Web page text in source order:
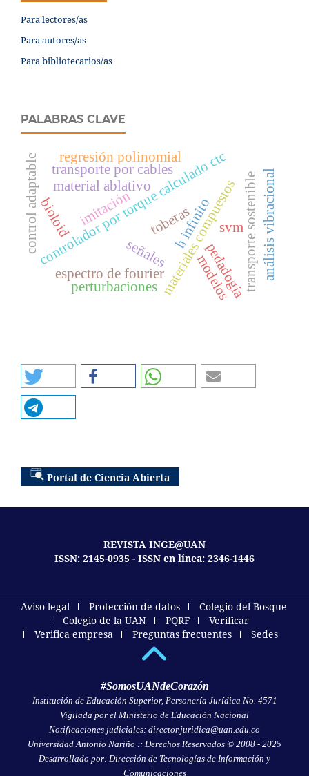
Para lectores/as
Para autores/as
Para bibliotecarios/as
PALABRAS CLAVE
controlador por torque calculado ctc
materiales compuestos
toberas transporte sostenible
transporte por cables
espectro de fourier análisis vibracional
material ablativo
pedadogía
control adaptable svm
modelos
h infinito
perturbaciones
señales
imitación
bioloid
regresión polinomial
Portal de Ciencia Abierta
REVISTA INGE@UAN
ISSN: 2145-0935 - ISSN en línea: 2346-1446
Aviso legal Protección de datos
Colegio del Bosque
Colegio de la UAN
PQRF
Verificar
Verifica empresa
Preguntas frecuentes Sedes
#SomosUANdeCorazón
Institución de Educación Superior, Personería Jurídica No. 4571
Vigilada por el Ministerio de Educación Nacional
Notificaciones judiciales: director.juridica@uan.edu.co
Universidad Antonio Nariño :: Derechos Reservados © 2008 - 2025
Desarrollado por: Dirección de Tecnologías de Información y
Comunicaciones